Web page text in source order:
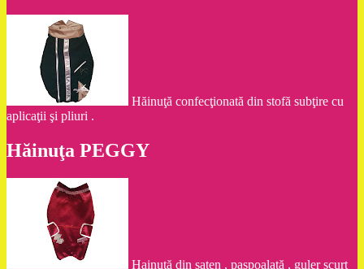
Hăinuţă confecţionată din stofă subţire cu
aplicaţii şi pliuri .
Hăinuţa PEGGY
Hainuţă din saten , paspoalată , guler scurt